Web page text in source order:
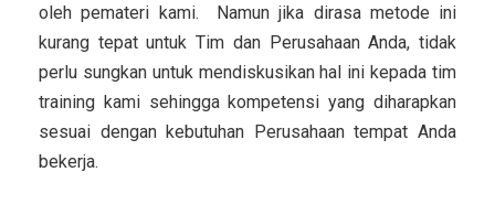
oleh pemateri kami. Namun jika dirasa metode ini
kurang tepat untuk Tim dan Perusahaan Anda, tidak
perlu sungkan untuk mendiskusikan hal ini kepada tim
training kami sehingga kompetensi yang diharapkan
sesuai dengan kebutuhan Perusahaan tempat Anda
bekerja.